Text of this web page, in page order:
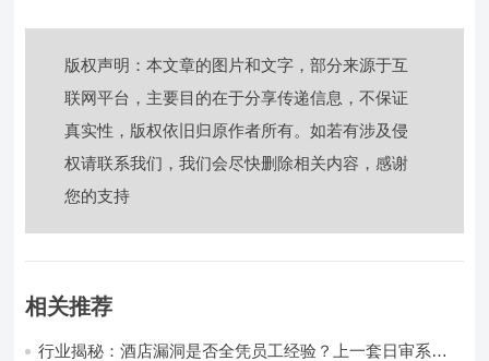
版权声明：本文章的图片和文字，部分来源于互
联网平台，主要目的在于分享传递信息，不保证
真实性，版权依旧归原作者所有。如若有涉及侵
权请联系我们，我们会尽快删除相关内容，感谢
您的支持
相关推荐
行业揭秘：酒店漏洞是否全凭员工经验？上一套日审系